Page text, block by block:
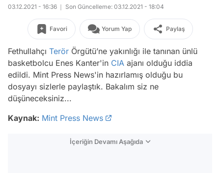
03.12.2021 - 16:36 Son Güncelleme: 03.12.2021 - 18:04
Favori Yorum Yap Paylaş
Fethullahçı Terör Örgütü’ne yakınlığı ile tanınan ünlü
basketbolcu Enes Kanter'in CIA ajanı olduğu iddia
edildi. Mint Press News'in hazırlamış olduğu bu
dosyayı sizlerle paylaştık. Bakalım siz ne
düşüneceksiniz...
Kaynak: Mint Press News
İçeriğin Devamı Aşağıda